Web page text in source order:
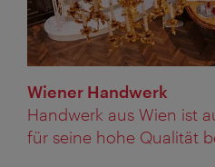
Wiener Handwerk
Handwerk aus Wien ist
für seine hohe Qualität